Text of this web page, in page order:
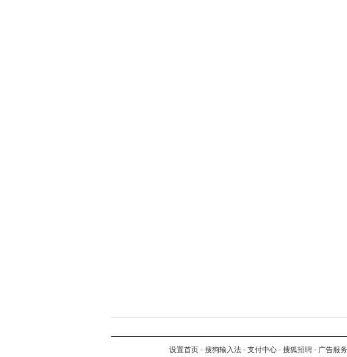
设置首页 - 搜狗输入法 - 支付中心 - 搜狐招聘 - 广告服务